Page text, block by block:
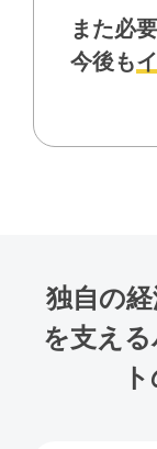
また必
今後も
独自の
を支える